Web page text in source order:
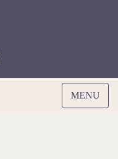
Toggle
navigation
MENU